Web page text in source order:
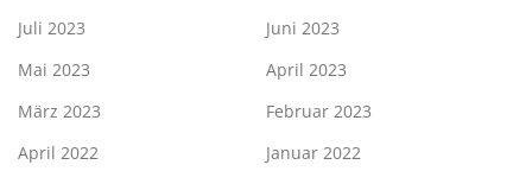
Juli 2023
Juni 2023
Mai 2023
April 2023
März 2023
Februar 2023
April 2022
Januar 2022